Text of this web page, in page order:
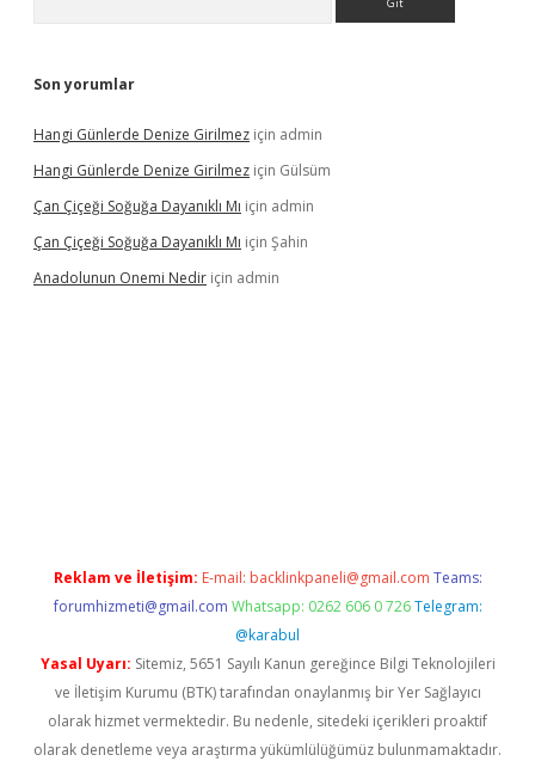
Son yorumlar
Hangi Günlerde Denize Girilmez için admin
Hangi Günlerde Denize Girilmez için Gülsüm
Çan Çiçeği Soğuğa Dayanıklı Mı için admin
Çan Çiçeği Soğuğa Dayanıklı Mı için Şahin
Anadolunun Onemi Nedir için admin
Reklam ve İletişim: E-mail: backlinkpaneli@gmail.com Teams:
forumhizmeti@gmail.com Whatsapp: 0262 606 0 726 Telegram:
@karabul
Yasal Uyarı: Sitemiz, 5651 Sayılı Kanun gereğince Bilgi Teknolojileri
ve İletişim Kurumu (BTK) tarafından onaylanmış bir Yer Sağlayıcı
olarak hizmet vermektedir. Bu nedenle, sitedeki içerikleri proaktif
olarak denetleme veya araştırma yükümlülüğümüz bulunmamaktadır.